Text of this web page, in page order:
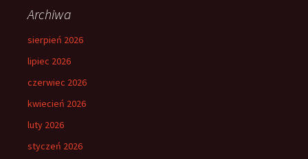
Archiwa
sierpień 2026
lipiec 2026
czerwiec 2026
kwiecień 2026
luty 2026
styczeń 2026